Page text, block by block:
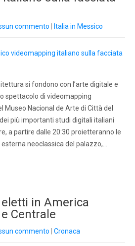
commento Italia in Messico
si fondono con l’arte digitale e
spettacolo di videomapping
Museo Nacional de Arte di Città del
più importanti studi digitali italiani
a partire dalle 20:30 proietteranno le
neoclassica del palazzo,…
in America
Centrale
commento Cronaca